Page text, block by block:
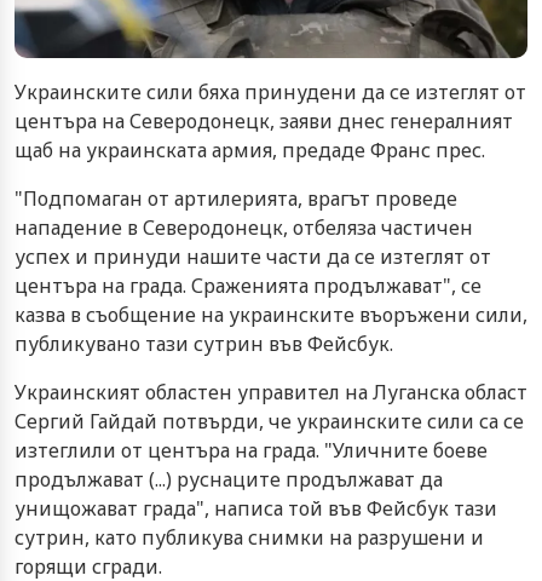
Украинските сили бяха принудени да се изтеглят от
центъра на Северодонецк, заяви днес генералният
щаб на украинската армия, предаде Франс прес.
"Подпомаган от артилерията, врагът проведе
нападение в Северодонецк, отбеляза частичен
успех и принуди нашите части да се изтеглят от
центъра на града. Сраженията продължават", се
казва в съобщение на украинските въоръжени сили,
публикувано тази сутрин във Фейсбук.
Украинският областен управител на Луганска област
Сергий Гайдай потвърди, че украинските сили са се
изтеглили от центъра на града. "Уличните боеве
продължават (...) руснаците продължават да
унищожават града", написа той във Фейсбук тази
сутрин, като публикува снимки на разрушени и
горящи сгради.